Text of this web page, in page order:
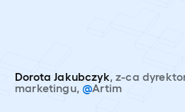
Dorota Jakubczyk, z-ca
marketingu,@Artim